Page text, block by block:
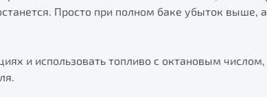
Просто при полном баке убыток выше, а
и использовать топливо с октановым числом,